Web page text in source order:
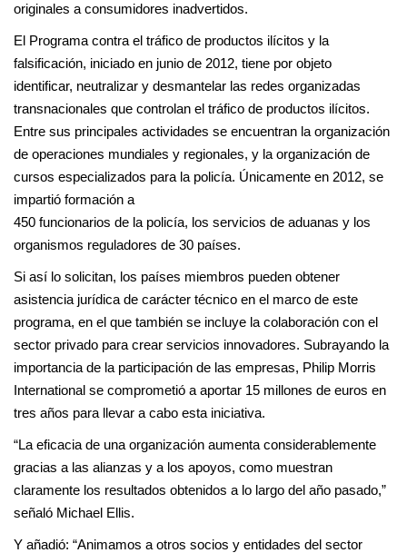
originales a consumidores inadvertidos.
El Programa contra el tráfico de productos ilícitos y la
falsificación, iniciado en junio de 2012, tiene por objeto
identificar, neutralizar y desmantelar las redes organizadas
transnacionales que controlan el tráfico de productos ilícitos.
Entre sus principales actividades se encuentran la organización
de operaciones mundiales y regionales, y la organización de
cursos especializados para la policía. Únicamente en 2012, se
impartió formación a
450 funcionarios de la policía, los servicios de aduanas y los
organismos reguladores de 30 países.
Si así lo solicitan, los países miembros pueden obtener
asistencia jurídica de carácter técnico en el marco de este
programa, en el que también se incluye la colaboración con el
sector privado para crear servicios innovadores. Subrayando la
importancia de la participación de las empresas, Philip Morris
International se comprometió a aportar 15 millones de euros en
tres años para llevar a cabo esta iniciativa.
“La eficacia de una organización aumenta considerablemente
gracias a las alianzas y a los apoyos, como muestran
claramente los resultados obtenidos a lo largo del año pasado,”
señaló Michael Ellis.
Y añadió: “Animamos a otros socios y entidades del sector